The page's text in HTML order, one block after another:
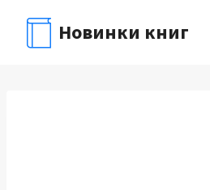
содержимому
Новинки книг